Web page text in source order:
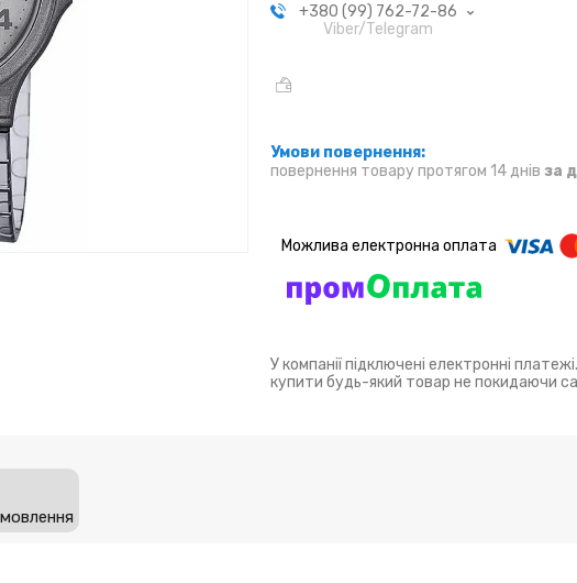
+380 (99) 762-72-86
Viber/Telegram
повернення товару протягом 14 днів за
У компанії підключені електронні
купити будь-який товар не покидаючи